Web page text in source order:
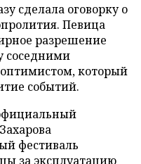
сделала оговорку о
Певица
разрешение
соседними
который
событий.
фестиваль
за эксплуатацию